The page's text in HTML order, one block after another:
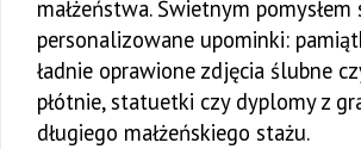
małżeństwa. Świetnym pomysłem
personalizowane upominki:
ładnie oprawione zdjęcia ślubne
płótnie, statuetki czy dyplomy z
długiego małżeńskiego stażu.